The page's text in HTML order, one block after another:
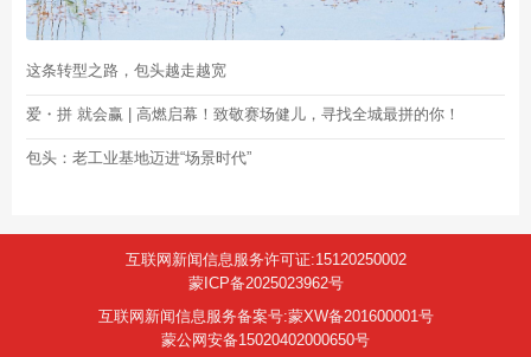
这条转型之路，包头越走越宽
爱・拼 就会赢 | 高燃启幕！致敬赛场健儿，寻找全城最拼的你！
包头：老工业基地迈进“场景时代”
互联网新闻信息服务许可证:15120250002
蒙ICP备2025023962号
互联网新闻信息服务备案号:蒙XW备201600001号
蒙公网安备15020402000650号